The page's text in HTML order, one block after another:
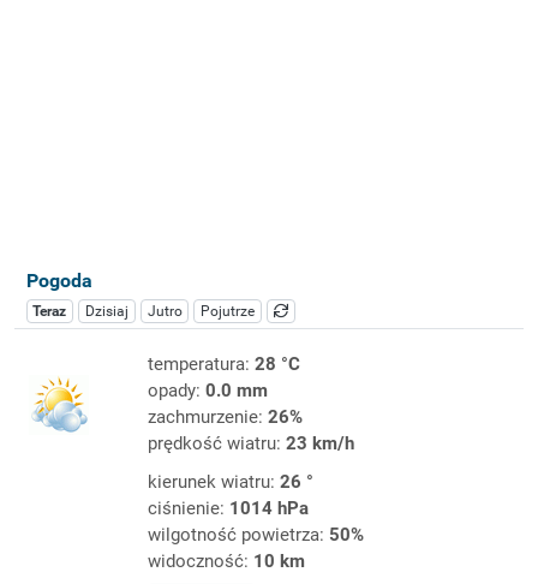
Pogoda
Teraz Dzisiaj Jutro Pojutrze
temperatura: 28 °C
opady: 0.0 mm
zachmurzenie: 26%
prędkość wiatru: 23 km/h
kierunek wiatru: 26 °
ciśnienie: 1014 hPa
wilgotność powietrza: 50%
widoczność: 10 km